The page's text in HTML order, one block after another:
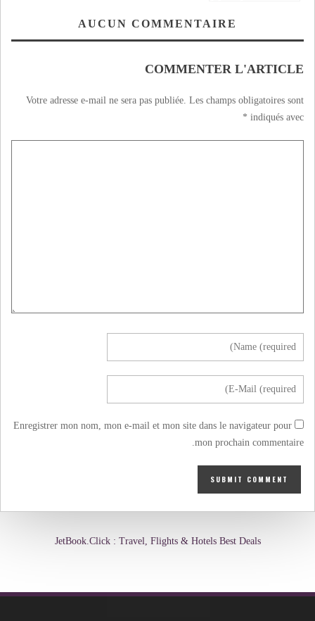
للترجمة العربيةAUCUN COMMENTAIRE
COMMENTER L'ARTICLE
Votre adresse e-mail ne sera pas publiée. Les champs obligatoires sont
indiqués avec
*
Enregistrer mon nom, mon e-mail et mon site dans le navigateur pour
mon prochain commentaire.
JetBook.Click : Travel, Flights & Hotels Best Deals